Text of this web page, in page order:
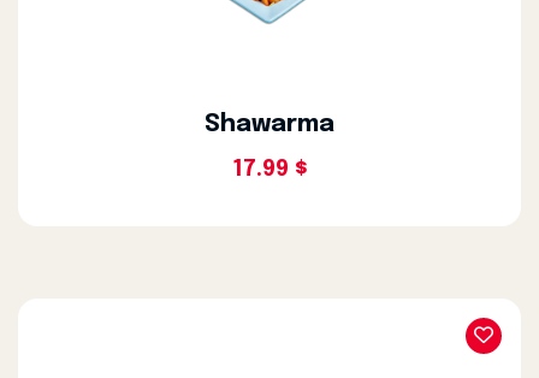
Shawarma
17.99 $